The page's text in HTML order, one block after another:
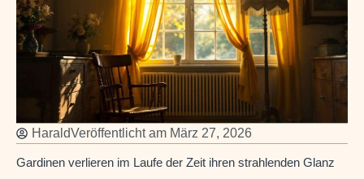
HaraldVeröffentlicht am März 27, 2026
Gardinen verlieren im Laufe der Zeit ihren strahlenden Glanz